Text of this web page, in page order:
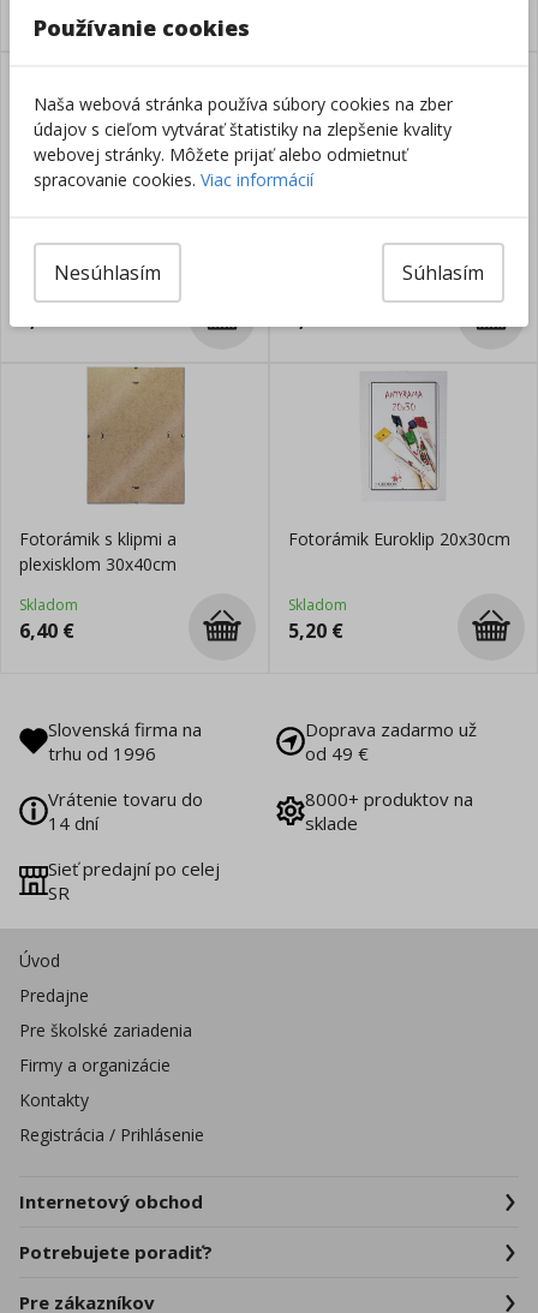
na šírku
Fotorámik s klipmi a
plexisklom 30x40cm
Skladom
6,40 €
Fotorámik Euroklip 20x30cm
Skladom
5,20 €
Slovenská firma na
trhu od 1996
Doprava zadarmo už
od 49 €
Vrátenie tovaru do
14 dní
8000+ produktov na
sklade
Sieť predajní po celej
SR
Úvod
Predajne
Pre školské zariadenia
Firmy a organizácie
Kontakty
Registrácia / Prihlásenie
Internetový obchod
Potrebujete poradiť?
Pre zákazníkov
Používanie cookies
Naša webová stránka používa súbory cookies na zber
údajov s cieľom vytvárať štatistiky na zlepšenie kvality
webovej stránky. Môžete prijať alebo odmietnuť
spracovanie cookies. Viac informácií
Súhlasím
Nesúhlasím